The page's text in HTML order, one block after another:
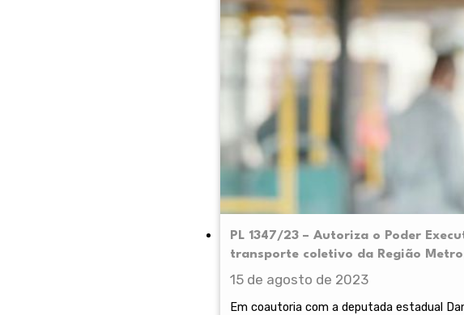
PL 1347/23 – Autoriza o Poder
transporte coletivo da Região
15 de agosto de 2023
Em coautoria com a deputada estadual